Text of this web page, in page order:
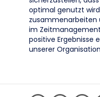
optimal genutzt
zusammenarbeiten
im
positive Ergebnisse
unserer